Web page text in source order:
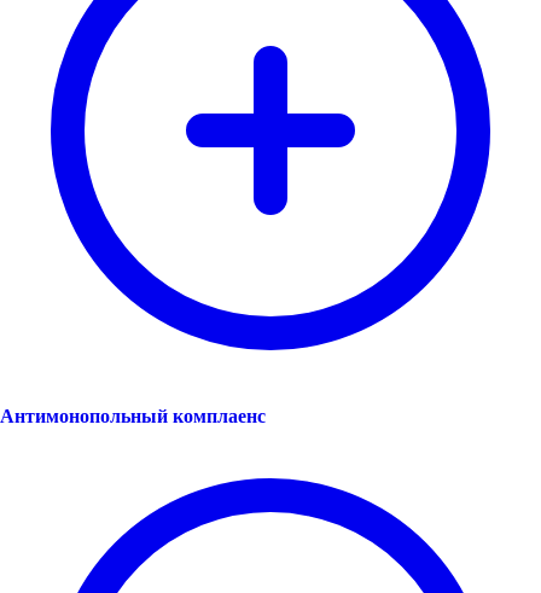
Антимонопольный комплаенс